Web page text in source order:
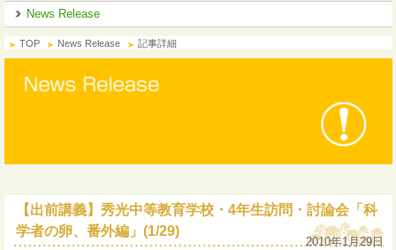
News Release
TOP News Release 記事詳細
【出前講義】秀光中等教育学校・4年生訪問・討論会「科
学者の卵、番外編」(1/29)
2010年1月29日